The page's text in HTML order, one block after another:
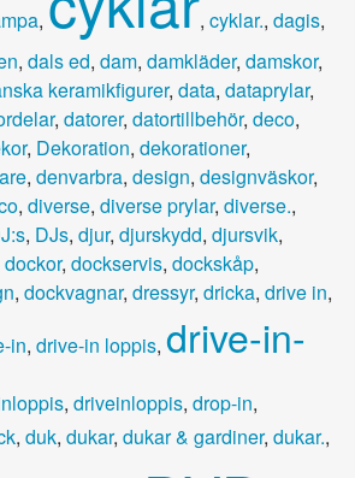
, , cyklar., dagis,
, dals ed, dam, damkläder, damskor,
keramikfigurer, data, dataprylar,
, datorer, datortillbehör, deco,
, Dekoration, dekorationer,
, denvarbra, design, designväskor,
, diverse, diverse prylar, diverse.,
, DJs, djur, djurskydd, djursvik,
dockor, dockservis, dockskåp,
, dockvagnar, dressyr, dricka, drive in,
in, drive-in loppis, drive-in-
, driveinloppis, drop-in,
, duk, dukar, dukar & gardiner, dukar.,